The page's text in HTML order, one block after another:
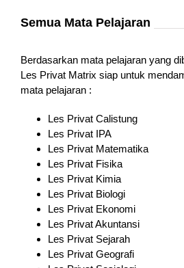
Semua Mata Pelajaran
Berdasarkan mata pelajaran yang
Les Privat Matrix siap untuk
mata pelajaran :
Les Privat Calistung
Les Privat IPA
Les Privat Matematika
Les Privat Fisika
Les Privat Kimia
Les Privat Biologi
Les Privat Ekonomi
Les Privat Akuntansi
Les Privat Sejarah
Les Privat Geografi